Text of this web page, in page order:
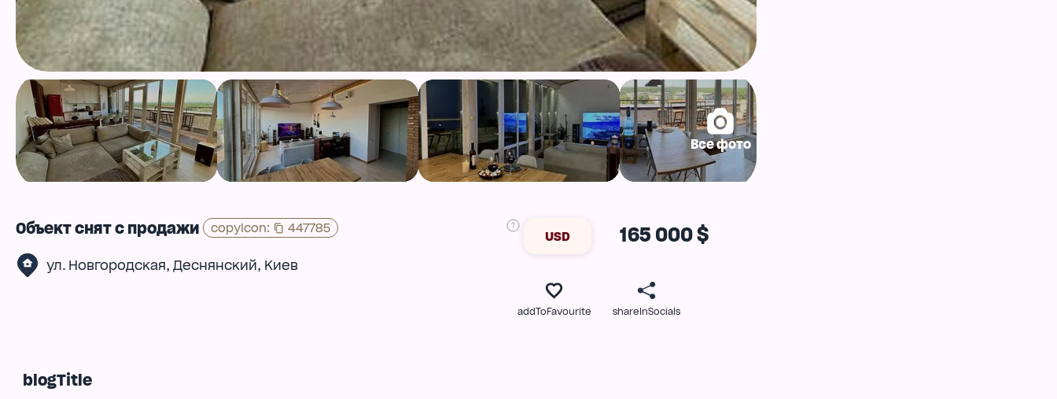
Все фото
Объект снят с продажи copyIcon: 447785
ул. Новгородская, Деснянский, Киев
USD 165 000 $
addToFavourite shareInSocials
blogTitle